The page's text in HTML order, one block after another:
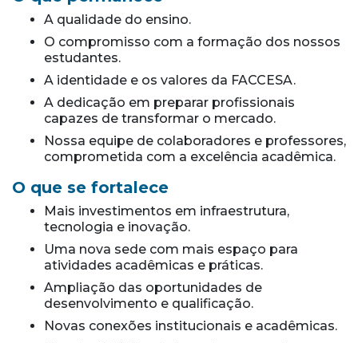
A qualidade do ensino.
O compromisso com a formação dos nossos
estudantes.
A identidade e os valores da FACCESA.
A dedicação em preparar profissionais
capazes de transformar o mercado.
Nossa equipe de colaboradores e professores,
comprometida com a excelência acadêmica.
O que se fortalece
Mais investimentos em infraestrutura,
tecnologia e inovação.
Uma nova sede com mais espaço para
atividades acadêmicas e práticas.
Ampliação das oportunidades de
desenvolvimento e qualificação.
Novas conexões institucionais e acadêmicas.